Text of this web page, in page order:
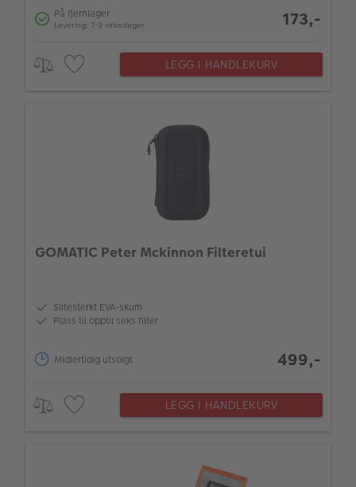
På fjernlager
Levering: 7-9 virkedager 173,-
LEGG I HANDLEKURV
GOMATIC Peter Mckinnon Filteretui
Slitesterkt EVA-skum
Plass til opptil seks filter
Midlertidig utsolgt 499,-
LEGG I HANDLEKURV